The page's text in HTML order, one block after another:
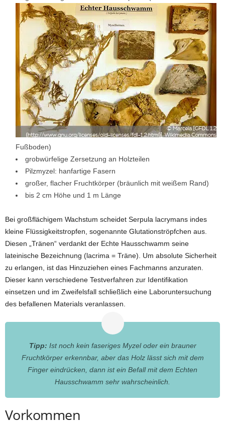
Fußboden)
grobwürfelige Zersetzung an Holzteilen
Pilzmyzel: hanfartige Fasern
großer, flacher Fruchtkörper (bräunlich mit weißem Rand)
bis 2 cm Höhe und 1 m Länge
Bei großflächigem Wachstum scheidet Serpula lacrymans indes
kleine Flüssigkeitstropfen, sogenannte Glutationströpfchen aus.
Diesen „Tränen“ verdankt der Echte Hausschwamm seine
lateinische Bezeichnung (lacrima = Träne). Um absolute Sicherheit
zu erlangen, ist das Hinzuziehen eines Fachmanns anzuraten.
Dieser kann verschiedene Testverfahren zur Identifikation
einsetzen und im Zweifelsfall schließlich eine Laboruntersuchung
des befallenen Materials veranlassen.
Tipp: Ist noch kein faseriges Myzel oder ein brauner
Fruchtkörper erkennbar, aber das Holz lässt sich mit dem
Finger eindrücken, dann ist ein Befall mit dem Echten
Hausschwamm sehr wahrscheinlich.
Vorkommen